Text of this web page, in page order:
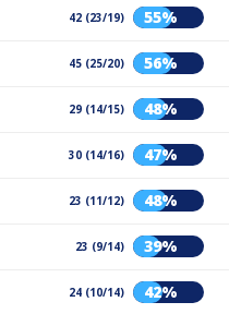
42 (23/19) 55%
45 (25/20) 56%
29 (14/15) 48%
30 (14/16) 47%
23 (11/12) 48%
23 (9/14) 39%
24 (10/14) 42%